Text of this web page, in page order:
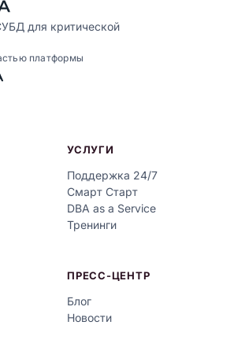
для критической
платформы
УСЛУГИ
Поддержка 24/7
Смарт Старт
DBA as a Service
Тренинги
ПРЕСС-ЦЕНТР
Блог
Новости